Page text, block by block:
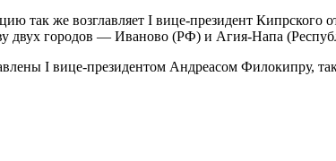
так же возглавляет I вице-президент
двух городов — Иваново (РФ) и Агия-Напа
I вице-президентом Андреасом Филокипру,